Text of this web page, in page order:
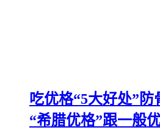
吃优格“5大好处”防
“希腊优格”跟一般